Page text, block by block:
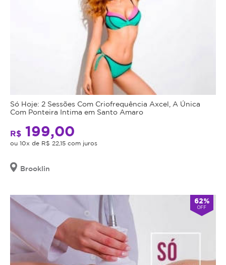
Só Hoje: 2 Sessões Com Criofrequência Axcel, A Única
Com Ponteira Intima em Santo Amaro
R$ 199,00
ou 10x de R$ 22,15 com juros
Brooklin
62%
OFF